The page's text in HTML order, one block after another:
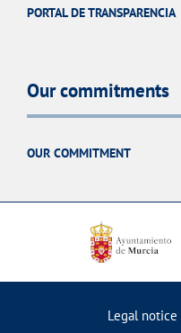
PORTAL DE TRANSPARENCIA
Our commitments
OUR COMMITMENT
Legal